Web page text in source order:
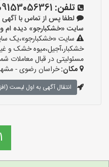
تلفن:
لطفا پس از تماس با
سایت «خشکبارجو» دیده ام و کد «آگهی-
سایت «خشکبارجو»،یک
خشکبار،آجیل،میوه خشک و
مسئولیتی در قبال معاملات
مکان:خراسان رضوی -
انتقال آگهی به اول لیست
1